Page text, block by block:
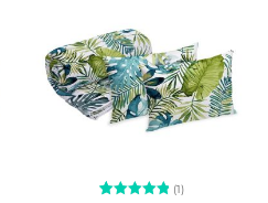
(1)